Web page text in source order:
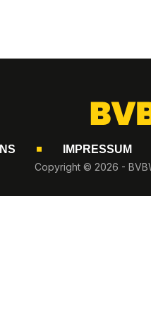
IMPRESSUM
Copyright © 2026 -